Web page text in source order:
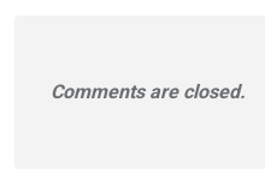
Comments are closed.